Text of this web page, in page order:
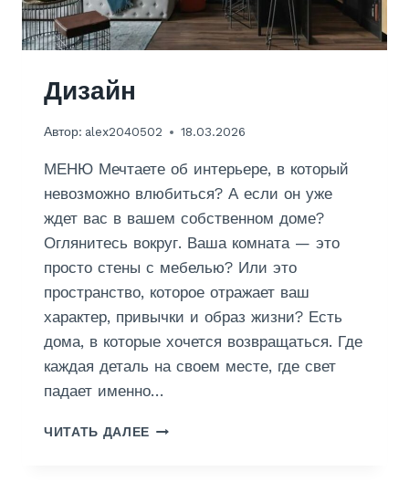
Дизайн
Автор: alex2040502 18.03.2026
МЕНЮ Мечтаете об интерьере, в который
невозможно влюбиться? А если он уже
ждет вас в вашем собственном доме?
Оглянитесь вокруг. Ваша комната — это
просто стены с мебелью? Или это
пространство, которое отражает ваш
характер, привычки и образ жизни? Есть
дома, в которые хочется возвращаться. Где
каждая деталь на своем месте, где свет
падает именно…
ЧИТАТЬ ДАЛЕЕ Д